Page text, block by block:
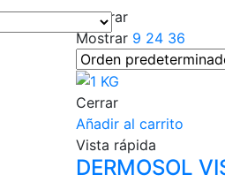
Mostrar
Mostrar 9 24 36
Cerrar
Añadir al carrito
Vista rápida
DERMOSOL